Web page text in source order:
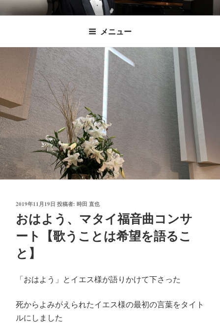
コ
ン
キ
ッ
プ
時田直也 声楽
家/BARITONE
歌うことは希望を語ること、生きることは喜
びも悲しみもわかちあうことかけがえのない
あなたに「いのちの歌」をお届けします。
メニュー
投
稿
日:
2019年11月19日 投稿者: 時田 直也
おはよう、マタイ福音曲コンサ
ート【歌うことは希望を語るこ
と】
「おはよう」とイエス様が語りかけて下さった
死からよみがえられたイエス様の最初の言葉をタイト
ルにしました